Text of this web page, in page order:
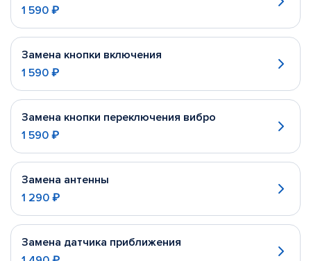
1 590 ₽
Замена кнопки включения
1 590 ₽
Замена кнопки переключения вибро
1 590 ₽
Замена антенны
1 290 ₽
Замена датчика приближения